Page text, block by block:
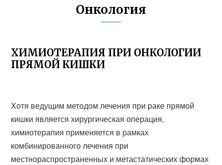
Онкология
ХИМИОТЕРАПИЯ ПРИ ОНКОЛОГИИ
ПРЯМОЙ КИШКИ
Хотя ведущим методом лечения при раке прямой
кишки является хирургическая операция,
химиотерапия применяется в рамках
комбинированного лечения при
местнораспространенных и метастатических формах